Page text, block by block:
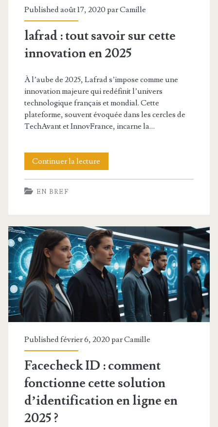
chez
animaux
sur
le-
cheval.org
Published août 17, 2020 parCamille
lafrad : tout savoir sur cette
innovation en 2025
À l’aube de 2025, Lafrad s’impose comme une
innovation majeure qui redéfinit l’univers
technologique français et mondial. Cette
plateforme, souvent évoquée dans les cercles de
TechAvant et InnovFrance, incarne la…
Continuer la lecture
:
sur
cette
innovation
en
2025
EN BREF
Published février 6, 2020 parCamille
Facecheck ID : comment
fonctionne cette solution
d’identification en ligne en
2025 ?